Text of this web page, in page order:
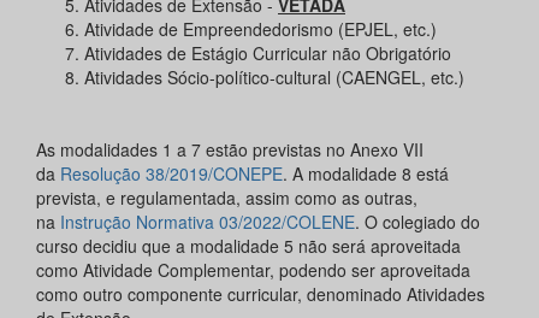
Atividades de Extensão - VETADA
Atividade de Empreendedorismo (EPJEL, etc.)
Atividades de Estágio Curricular não Obrigatório
Atividades Sócio-político-cultural (CAENGEL, etc.)
As modalidades 1 a 7 estão previstas no Anexo VII
da Resolução 38/2019/CONEPE. A modalidade 8 está
prevista, e regulamentada, assim como as outras,
na Instrução Normativa 03/2022/COLENE. O colegiado do
curso decidiu que a modalidade 5 não será aproveitada
como Atividade Complementar, podendo ser aproveitada
como outro componente curricular, denominado Atividades